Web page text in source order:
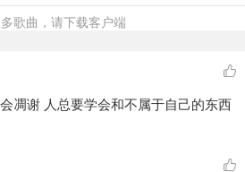
歌曲，请下载客户端
凋谢 人总要学会和不属于自己的东西